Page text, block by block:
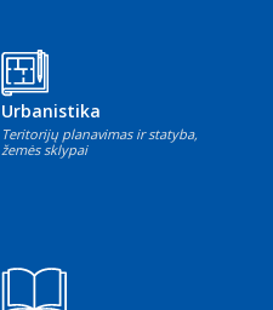
Urbanistika
Teritorijų planavimas ir statyba,
žemės sklypai